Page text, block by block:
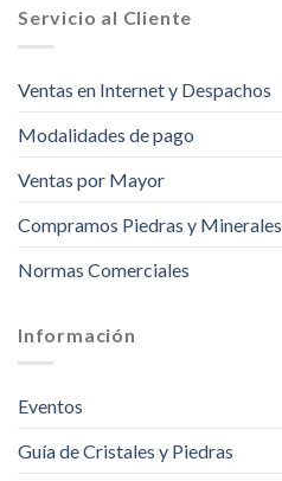
Servicio al Cliente
Ventas en Internet y Despachos
Modalidades de pago
Ventas por Mayor
Compramos Piedras y Minerales
Normas Comerciales
Información
Eventos
Guía de Cristales y Piedras